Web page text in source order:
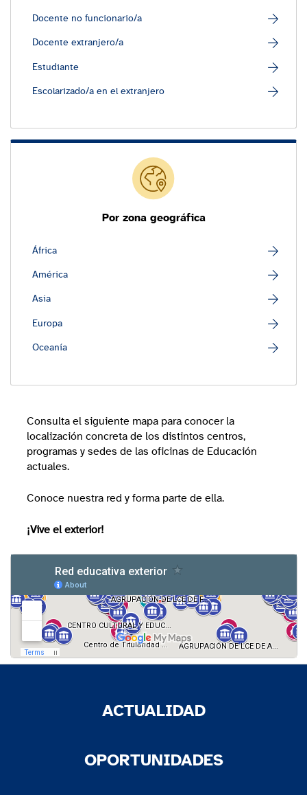
Docente no funcionario/a
Docente extranjero/a
Estudiante
Escolarizado/a en el extranjero
Por zona geográfica
África
América
Asia
Europa
Oceanía
Consulta el siguiente mapa para conocer la
localización concreta de los distintos centros,
programas y sedes de las oficinas de Educación
actuales.
Conoce nuestra red y forma parte de ella.
¡Vive el exterior!
ACTUALIDAD
OPORTUNIDADES